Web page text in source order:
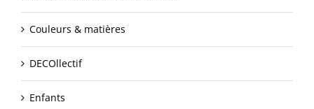
Couleurs & matières
DECOllectif
Enfants